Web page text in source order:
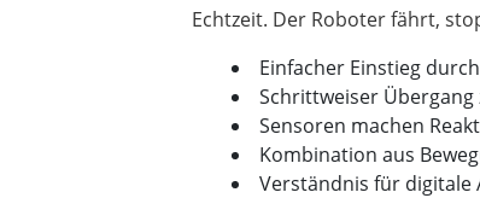
Einfacher Einstieg
Schrittweiser
Sensoren machen
Kombination aus
Verständnis für digitale